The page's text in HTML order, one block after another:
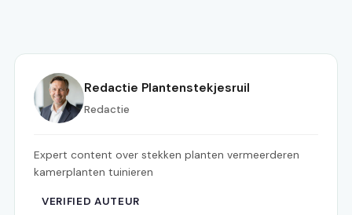
Redactie Plantenstekjesruil
Redactie
Expert content over stekken planten vermeerderen
kamerplanten tuinieren
VERIFIED AUTEUR